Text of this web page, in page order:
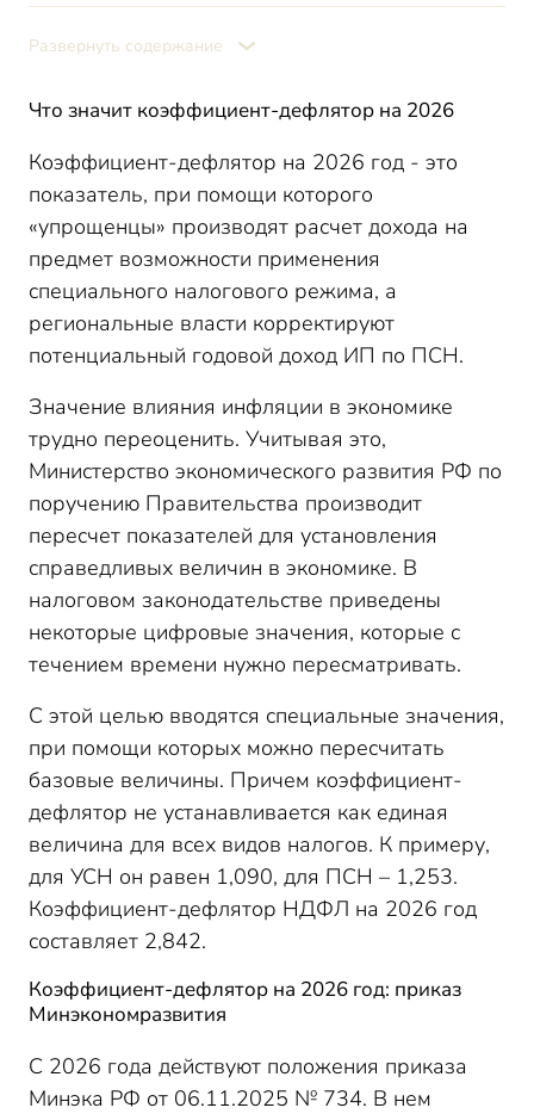
применения УСН и потенциальный доход по ПСН
минэкономразвития коэффициента-дефлятора на
Итоги
Развернуть содержание
Что значит коэффициент-дефлятор на 2026
Коэффициент-дефлятор на 2026 год - это
показатель, при помощи которого
«упрощенцы» производят расчет дохода на
предмет возможности применения
специального налогового режима, а
региональные власти корректируют
потенциальный годовой доход ИП по ПСН.
Значение влияния инфляции в экономике
трудно переоценить. Учитывая это,
Министерство экономического развития РФ по
поручению Правительства производит
пересчет показателей для установления
справедливых величин в экономике. В
налоговом законодательстве приведены
некоторые цифровые значения, которые с
течением времени нужно пересматривать.
С этой целью вводятся специальные значения,
при помощи которых можно пересчитать
базовые величины. Причем коэффициент-
дефлятор не устанавливается как единая
величина для всех видов налогов. К примеру,
для УСН он равен 1,090, для ПСН – 1,253.
Коэффициент-дефлятор НДФЛ на 2026 год
составляет 2,842.
Коэффициент-дефлятор на 2026 год: приказ
Минэкономразвития
С 2026 года действуют положения приказа
Минэка РФ от 06.11.2025 № 734. В нем